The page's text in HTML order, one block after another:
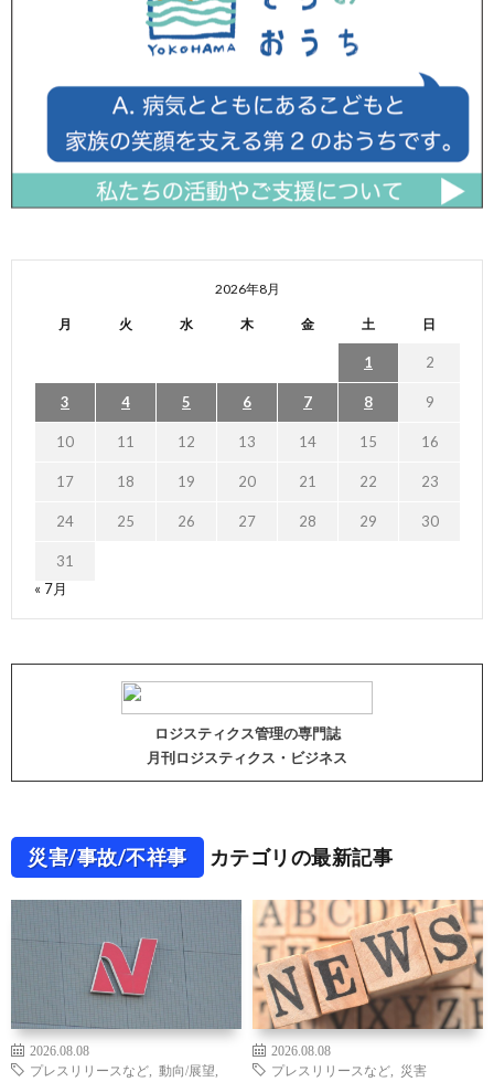
2026年8月
月 火 水 木 金 土 日
1 2
3 4 5 6 7 8 9
10 11 12 13 14 15 16
17 18 19 20 21 22 23
24 25 26 27 28 29 30
31
« 7月
ロジスティクス管理の専門誌
月刊ロジスティクス・ビジネス
災害/事故/不祥事 カテゴリの最新記事
2026.08.08
プレスリリースなど
動向/展望
2026.08.08
プレスリリースなど
災害